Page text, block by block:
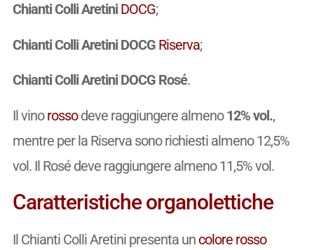
Chianti Colli AretiniDOCG;
Chianti Colli Aretini DOCG Riserva;
Chianti Colli Aretini DOCG Rosé.
Il vinorossodeve raggiungere almeno12% vol.,
mentre per la Riserva sono richiesti almeno 12,5%
vol. Il Rosé deve raggiungere almeno 11,5% vol.
Caratteristiche organolettiche
Il Chianti Colli Aretini presenta un colore rosso